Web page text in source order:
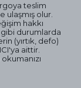
teslim
olur.
hakkı
durumlarda
(yırtık, defo)
aittir.